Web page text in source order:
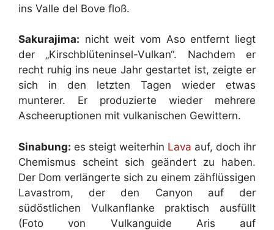
ins Valle del Bove floß.
Sakurajima: nicht weit vom Aso entfernt liegt
der „Kirschblüteninsel-Vulkan“. Nachdem er
recht ruhig ins neue Jahr gestartet ist, zeigte er
sich in den letzten Tagen wieder etwas
munterer. Er produzierte wieder mehrere
Ascheeruptionen mit vulkanischen Gewittern.
Sinabung: es steigt weiterhin Lava auf, doch ihr
Chemismus scheint sich geändert zu haben.
Der Dom verlängerte sich zu einem zähflüssigen
Lavastrom, der den Canyon auf der
südöstlichen Vulkanflanke praktisch ausfüllt
(Foto von Vulkanguide Aris auf